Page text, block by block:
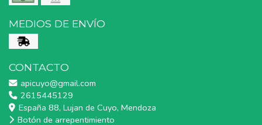
MEDIOS DE ENVÍO
CONTACTO
apicuyo@gmail.com
2615445129
España 88, Lujan de Cuyo, Mendoza
Botón de arrepentimiento